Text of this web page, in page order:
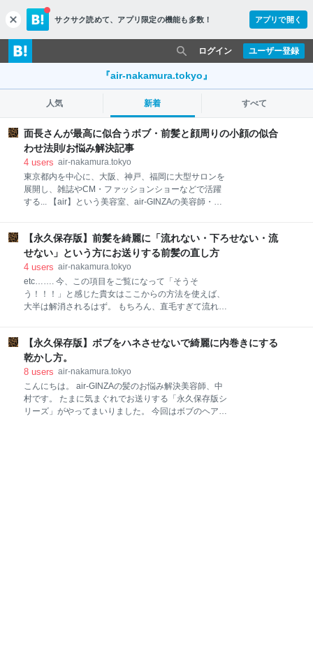
c
l
o
s
サクサク読めて、 アプリ限定の機能も多数！ アプリで開く
ユーザー登録
ログイン
『air-nakamura.tokyo』
人気 新着 すべて
面長さんが最高に似合うボブ・前髪と顔周りの小顔の似合
わせ法則/お悩み解決記事
4 users air-nakamura.tokyo
東京都内を中心に、大阪、神戸、福岡に大型サロンを
展開し、雑誌やCM・ファッションショーなどで活躍
する... 【air】という美容室、air-GINZAの美容師・中
日々お悩みや相談を伺った上で「共に解決していく」
というサロンワークを行っております。 やはり皆様が
多くのお悩みをお持ちなんですよね。 こちらでもそん
なお悩みを少しでも解消し、『多くの方にポジティブ
に似合うヘアスタイル(ボブ)を選んで楽しんでいただ
きたい』という想いから日々のサロンワークにてお客
策ではありませんよ。 では第二弾いきます。 面長さん
が最高に似合うボブ・前髪と顔周りの似合わせ法則
「ボブにしてみたいけど、、、私って面長だから
【永久保存版】前髪を綺麗に「流れない・下ろせない・流
せない」という方にお送りする前髪の直し方
4 users air-nakamura.tokyo
etc……. 今、この項目をご覧になって「そうそ
う！！！」と感じた貴女はここからの方法を使えば、
大半は解消されるはず。 もちろん、直毛すぎて流れな
をお持ちなので、当てはまる項目が必ずある、、、は
ず！！ それでは、実際にご自身でできる範囲のアイテ
ムのみを使いつつ、「分かりやすく簡単に」前髪を扱
いやすくできる内容をお伝えしてまいりたいと思いま
す。 最後まで宜しくお願いいたします。 前髪が浮きや
すい人の解決方法 まずは「前髪が浮きやすい人」です
【永久保存版】ボブをハネさせないで綺麗に内巻きにする
乾かし方。
8 users air-nakamura.tokyo
こんにちは。 air-GINZAの髪のお悩み解決美容師、中
村です。 たまに気まぐれでお送りする「永久保存版シ
リーズ」がやってまいりました。 今回はボブのヘアス